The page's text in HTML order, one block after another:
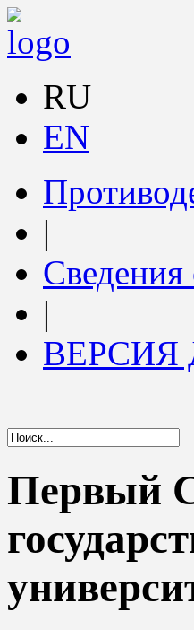
RU
EN
|
Сведения
|
Первый